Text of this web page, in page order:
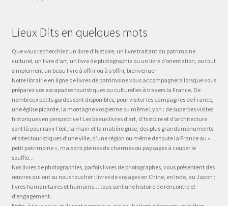
Lieux Dits en quelques mots
Que vous recherchiez un livre d’histoire, un livre traitant du patrimoine
culturel, un livre d’art, un livre de photographie ou un livre d’orientation, ou tout
simplement un beau livre à offrir ou à s’offrir, bienvenue !
Notre librairie en ligne de livres de patrimoine vous accompagnera lorsque vous
préparez vos escapades touristiques ou culturelles à travers la France. De
nombreux petits guides sont disponibles, pour visiter les campagnes de France,
une église picarde, la montagne vosgienne ou même Lyon : de superbes visites
historiques en perspective ! Les beaux livres d’art, d’histoire et d’architecture
sont là pour ravir l’œil, la main et la matière grise, des plus grands monuments
et sites touristiques d’une ville, d’une région ou même de toute la France au «
petit patrimoine », maisons pleines de charmes ou paysages à couper le
souffle...
Nos livres de photographies, parfois livres de photographes, vous présentent des
œuvres qui ont su nous toucher : livres de voyages en Chine, en Inde, au Japon ;
livres humanitaires et humains… tous sont une histoire de rencontre et
d’engagement.